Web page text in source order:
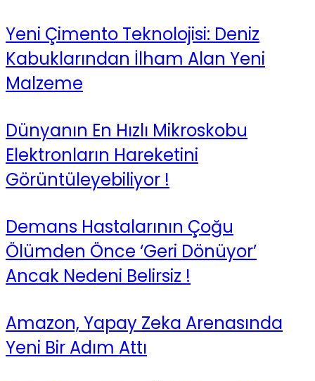
Yeni Çimento Teknolojisi: Deniz
Kabuklarından İlham Alan Yeni
Malzeme
Dünyanın En Hızlı Mikroskobu
Elektronların Hareketini
Görüntüleyebiliyor !
Demans Hastalarının Çoğu
Ölümden Önce ‘Geri Dönüyor’
Ancak Nedeni Belirsiz !
Amazon, Yapay Zeka Arenasında
Yeni Bir Adım Attı